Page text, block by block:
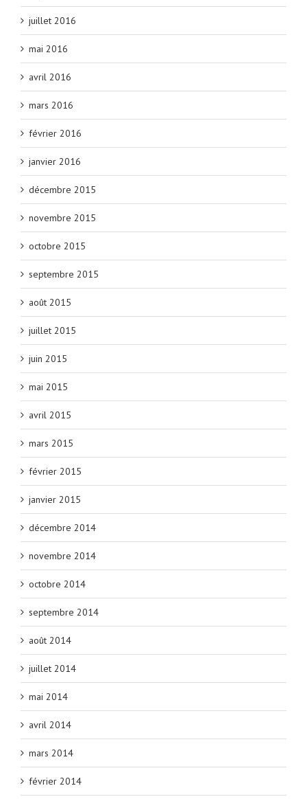
juillet 2016
mai 2016
avril 2016
mars 2016
février 2016
janvier 2016
décembre 2015
novembre 2015
octobre 2015
septembre 2015
août 2015
juillet 2015
juin 2015
mai 2015
avril 2015
mars 2015
février 2015
janvier 2015
décembre 2014
novembre 2014
octobre 2014
septembre 2014
août 2014
juillet 2014
mai 2014
avril 2014
mars 2014
février 2014